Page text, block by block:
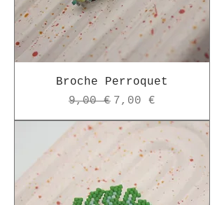
Broche Perroquet
Prix original
9,00 € Prix
7,00 €